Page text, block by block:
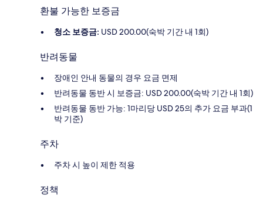
환불 가능한 보증금
청소 보증금: USD 200.00(숙박 기간 내 1회)
반려동물
장애인 안내 동물의 경우 요금 면제
반려동물 동반 시 보증금: USD 200.00(숙박 기간 내 1회)
반려동물 동반 가능: 1마리당 USD 25의 추가 요금 부과(1
박 기준)
주차
주차 시 높이 제한 적용
정책